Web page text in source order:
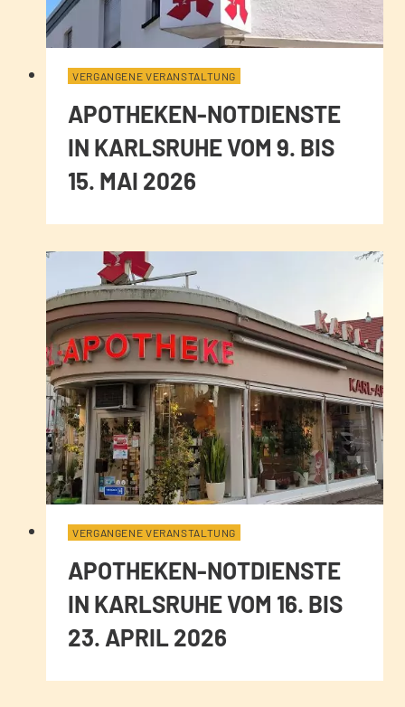
VERGANGENE VERANSTALTUNG
APOTHEKEN-NOTDIENSTE
IN KARLSRUHE VOM 9. BIS
15. MAI 2026
VERGANGENE VERANSTALTUNG
APOTHEKEN-NOTDIENSTE
IN KARLSRUHE VOM 16. BIS
23. APRIL 2026